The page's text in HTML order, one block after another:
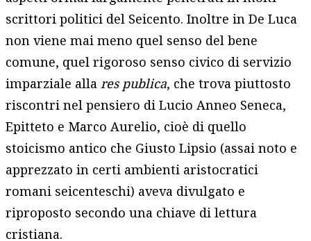
scrittori politici del Seicento. Inoltre in De Luca
non viene mai meno quel senso del bene
comune, quel rigoroso senso civico di servizio
imparziale allares publica, che trova piuttosto
riscontri nel pensiero di Lucio Anneo Seneca,
Epitteto e Marco Aurelio, cioè di quello
stoicismo antico che Giusto Lipsio (assai noto e
apprezzato in certi ambienti aristocratici
romani seicenteschi) aveva divulgato e
riproposto secondo una chiave di lettura
cristiana.